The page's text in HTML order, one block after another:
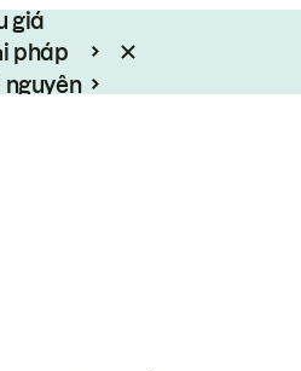
giá
pháp
nguyên